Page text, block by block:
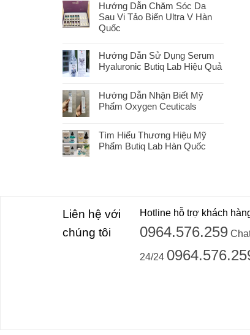
Hướng Dẫn Chăm Sóc Da
Sau Vi Tảo Biển Ultra V Hàn
Quốc
Hướng Dẫn Sử Dụng Serum
Hyaluronic Butiq Lab Hiệu Quả
Hướng Dẫn Nhận Biết Mỹ
Phẩm Oxygen Ceuticals
Tìm Hiểu Thương Hiệu Mỹ
Phẩm Butiq Lab Hàn Quốc
Liên hệ với
chúng tôi
Hotline hỗ trợ khách
0964.576.259
24/24